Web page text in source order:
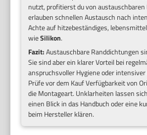
nutzt, profitierst du von austauschbaren
erlauben schnellen Austausch nach
Achte auf hitzebeständiges,
wieSilikon.
Fazit:Austauschbare Randdichtungen
Sie sind aber ein klarer Vorteil bei
anspruchsvoller Hygiene oder
Prüfe vor dem Kauf Verfügbarkeit von
die Montageart. Unklarheiten lassen
einen Blick in das Handbuch oder eine
beim Hersteller klären.